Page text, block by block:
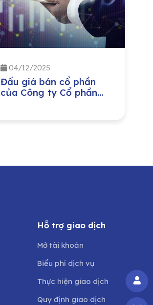
04/12/2025
Đấu giá bán cổ phần
của Công ty Cổ phần
Hỗ trợ giao dịch
Mở tài khoản
Biểu phí dịch vụ
Thực hiện giao dịch
Quy định giao dịch